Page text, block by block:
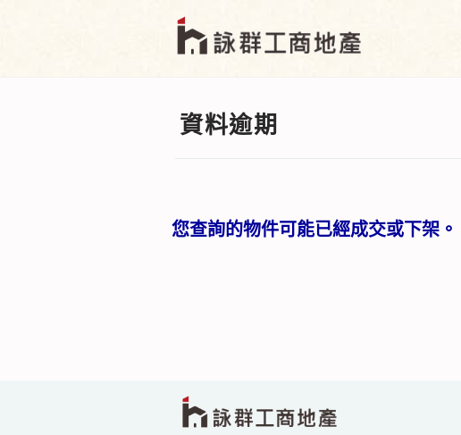
資料逾期
您查詢的物件可能已經成交或下架。